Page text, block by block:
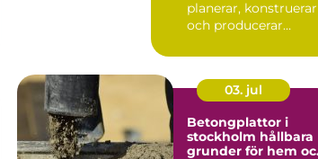
planerar, konstruerar
och producerar
03. jul
Betongplattor i
stockholm hållbara
grunder för hem